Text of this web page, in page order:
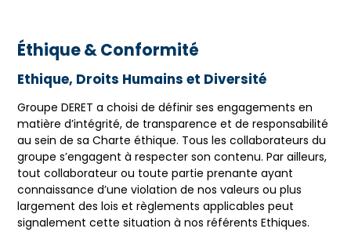
Éthique & Conformité
Ethique, Droits Humains et Diversité
Groupe DERET a choisi de définir ses engagements en
matière d’intégrité, de transparence et de responsabilité
au sein de sa Charte éthique. Tous les collaborateurs du
groupe s’engagent à respecter son contenu. Par ailleurs,
tout collaborateur ou toute partie prenante ayant
connaissance d’une violation de nos valeurs ou plus
largement des lois et règlements applicables peut
signalement cette situation à nos référents Ethiques.